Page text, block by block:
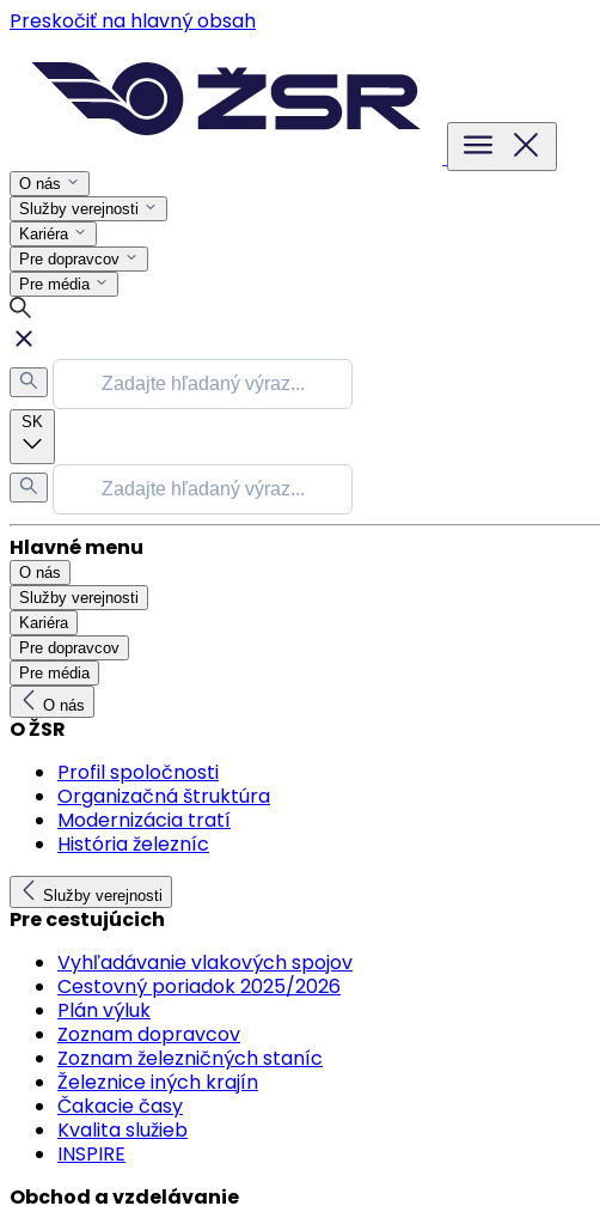
Preskočiť na hlavný obsah
O nás
Služby verejnosti
Kariéra
Pre dopravcov
Pre média
SK
Hlavné menu
O nás
Služby verejnosti
Kariéra
Pre dopravcov
Pre média
O nás
O ŽSR
Profil spoločnosti
Organizačná štruktúra
Modernizácia tratí
História železníc
Služby verejnosti
Pre cestujúcich
Vyhľadávanie vlakových spojov
Cestovný poriadok 2025/2026
Plán výluk
Zoznam dopravcov
Zoznam železničných staníc
Železnice iných krajín
Čakacie časy
Kvalita služieb
INSPIRE
Obchod a vzdelávanie